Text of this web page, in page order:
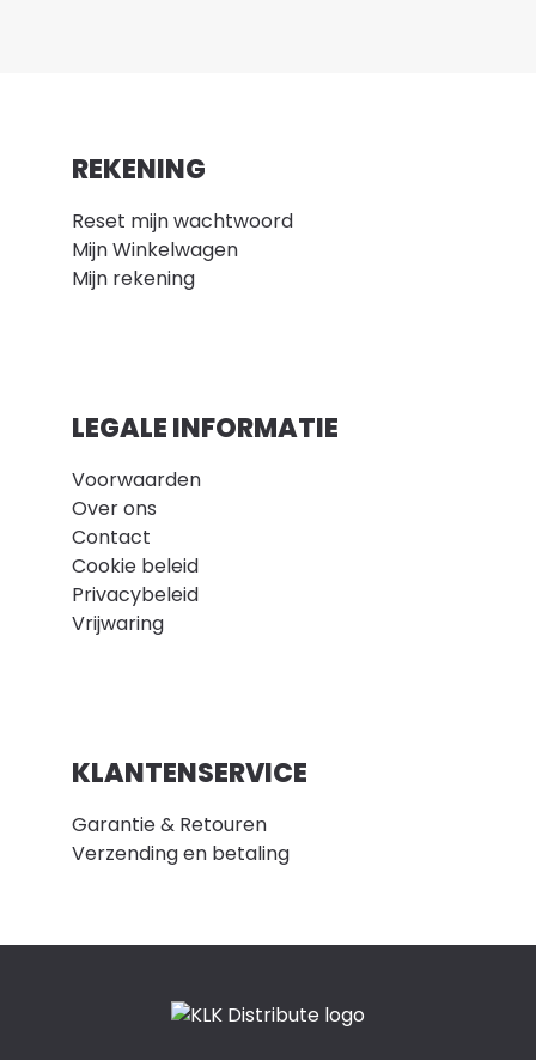
REKENING
Reset mijn wachtwoord
Mijn Winkelwagen
Mijn rekening
LEGALE INFORMATIE
Voorwaarden
Over ons
Contact
Cookie beleid
Privacybeleid
Vrijwaring
KLANTENSERVICE
Garantie & Retouren
Verzending en betaling